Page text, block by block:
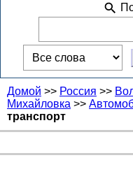
Домой >> Россия >>
Михайловка >>
транспорт